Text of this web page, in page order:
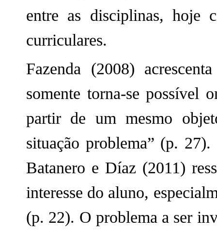
entre as disciplinas, hoje
curriculares.
Fazenda (2008)
somente torna-se possível
partir de um mesmo
situação problema” (p.
Batanero e Díaz (2011)
interesse do aluno,
(p. 22). O problema a ser